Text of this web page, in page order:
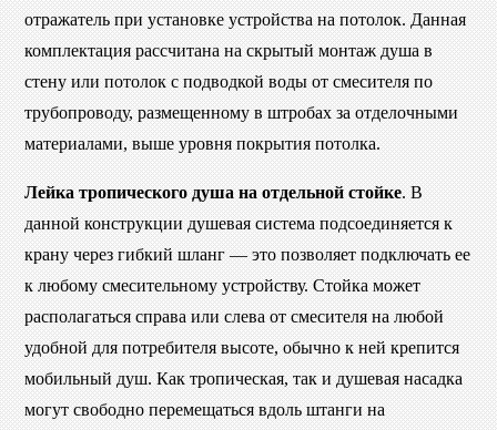
отражатель при установке устройства на потолок. Данная
комплектация рассчитана на скрытый монтаж душа в
стену или потолок с подводкой воды от смесителя по
трубопроводу, размещенному в штробах за отделочными
материалами, выше уровня покрытия потолка.
Лейка тропического душа на отдельной стойке. В
данной конструкции душевая система подсоединяется к
крану через гибкий шланг — это позволяет подключать ее
к любому смесительному устройству. Стойка может
располагаться справа или слева от смесителя на любой
удобной для потребителя высоте, обычно к ней крепится
мобильный душ. Как тропическая, так и душевая насадка
могут свободно перемещаться вдоль штанги на